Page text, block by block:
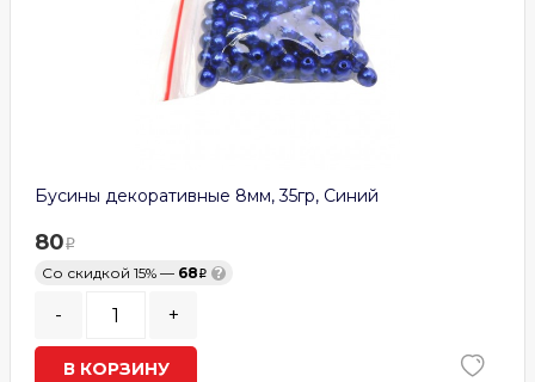
Бусины декоративные 8мм, 35гр, Синий
80
Со скидкой 15% — 68 ?
- +
В КОРЗИНУ